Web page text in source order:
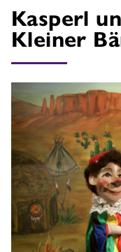
Kasperl
Kleiner